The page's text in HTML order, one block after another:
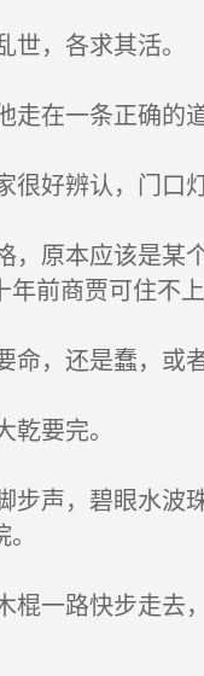
，各求其活。
在一条正确的道
好辨认，门口
原本应该是某
前商贾可住不
，还是蠢，或
要完。
声，碧眼水波
一路快步走去